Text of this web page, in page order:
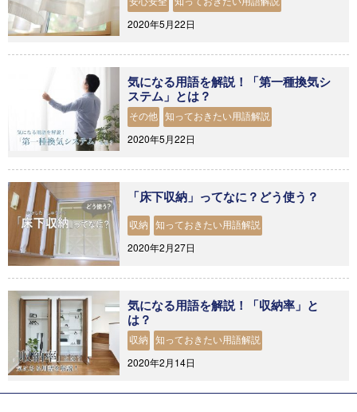
2020年5月22日
気になる用語を解説！「第一種換気シ
ステム」とは？
その他 知っておきたい用語解説
2020年5月22日
「床下収納」ってなに？どう使う？
収納 知っておきたい用語解説
2020年2月27日
気になる用語を解説！「収納率」と
は？
収納 知っておきたい用語解説
2020年2月14日